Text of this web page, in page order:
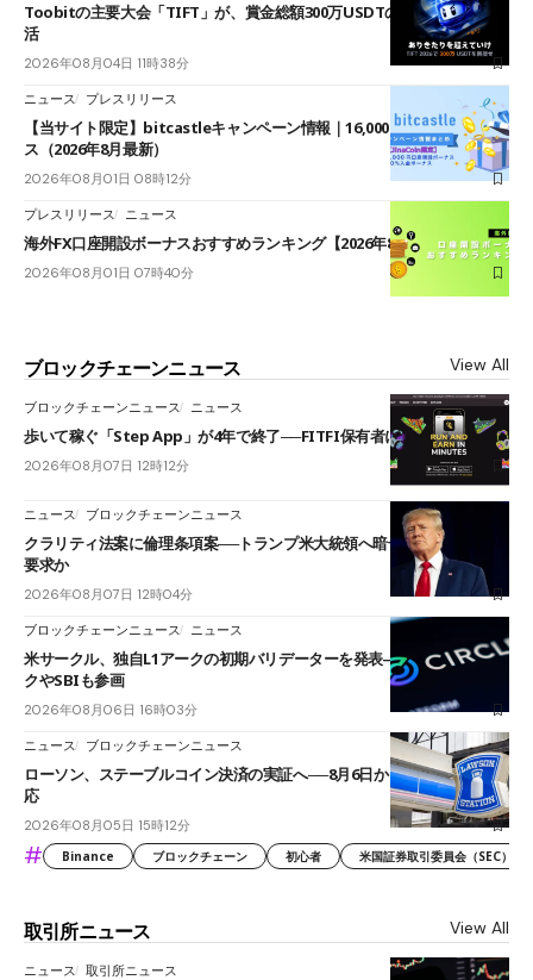
Toobitの主要大会「TIFT」が、賞金総額300万USDTのレースとして復
活
2026年08月04日 11時38分
ニュース プレスリリース
【当サイト限定】bitcastleキャンペーン情報｜16,000円口座開設ボーナ
ス（2026年8月最新）
2026年08月01日 08時12分
プレスリリース ニュース
海外FX口座開設ボーナスおすすめランキング【2026年8月最新】
2026年08月01日 07時40分
ブロックチェーンニュース View All
ブロックチェーンニュース ニュース
歩いて稼ぐ「Step App」が4年で終了──FITFI保有者に対応呼びかけ
2026年08月07日 12時12分
ニュース ブロックチェーンニュース
クラリティ法案に倫理条項案──トランプ米大統領へ暗号資産事業の売却
要求か
2026年08月07日 12時04分
ブロックチェーンニュース ニュース
米サークル、独自L1アークの初期バリデーターを発表――ブラックロッ
クやSBIも参画
2026年08月06日 16時03分
ニュース ブロックチェーンニュース
ローソン、ステーブルコイン決済の実証へ──8月6日からJPYCやUSDC対
応
2026年08月05日 15時12分
# Binance ブロックチェーン 初心者 米国証券取引委員会（SEC）
取引所ニュース View All
ニュース 取引所ニュース